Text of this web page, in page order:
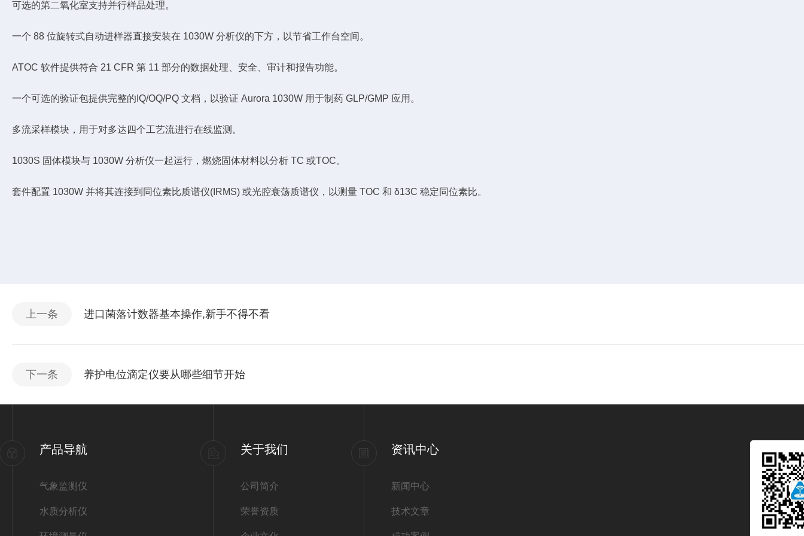
可选的第二氧化室支持并行样品处理。
一个 88 位旋转式自动进样器直接安装在 1030W 分析仪的下方，以节省工作台空间。
ATOC 软件提供符合 21 CFR 第 11 部分的数据处理、安全、审计和报告功能。
一个可选的验证包提供完整的IQ/OQ/PQ 文档，以验证 Aurora 1030W 用于制药 GLP/GMP 应用。
多流采样模块，用于对多达四个工艺流进行在线监测。
1030S 固体模块与 1030W 分析仪一起运行，燃烧固体材料以分析 TC 或TOC。
套件配置 1030W 并将其连接到同位素比质谱仪(IRMS) 或光腔衰荡质谱仪，以测量 TOC 和 δ13C 稳定同位素比。
上一条 进口菌落计数器基本操作,新手不得不看
下一条 养护电位滴定仪要从哪些细节开始
产品导航
气象监测仪
水质分析仪
关于我们
公司简介
荣誉资质
资讯中心
新闻中心
技术文章